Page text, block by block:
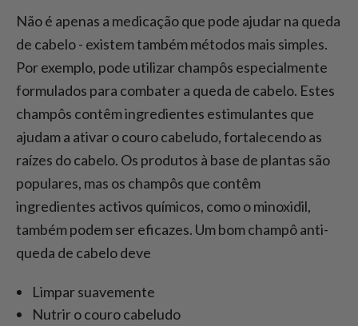
Não é apenas a medicação que pode ajudar na queda
de cabelo - existem também métodos mais simples.
Por exemplo, pode utilizar champôs especialmente
formulados para combater a queda de cabelo. Estes
champôs contêm ingredientes estimulantes que
ajudam a ativar o couro cabeludo, fortalecendo as
raízes do cabelo. Os produtos à base de plantas são
populares, mas os champôs que contêm
ingredientes activos químicos, como o minoxidil,
também podem ser eficazes. Um bom champô anti-
queda de cabelo deve
Limpar suavemente
Nutrir o couro cabeludo